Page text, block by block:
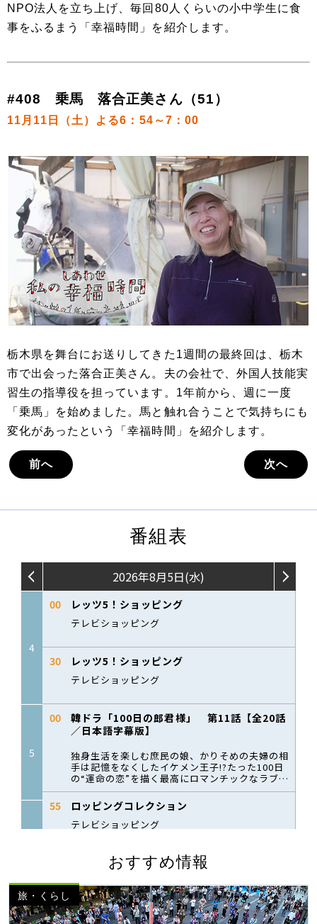
NPO法人を立ち上げ、毎回80人くらいの小中学生に食
事をふるまう「幸福時間」を紹介します。
#408 乗馬 落合正美さん（51）
11月11日（土）よる6：54～7：00
栃木県を舞台にお送りしてきた1週間の最終回は、栃木
市で出会った落合正美さん。夫の会社で、外国人技能実
習生の指導役を担っています。1年前から、週に一度
「乗馬」を始めました。馬と触れ合うことで気持ちにも
変化があったという「幸福時間」を紹介します。
前へ 次へ
番組表
おすすめ情報
旅・くらし